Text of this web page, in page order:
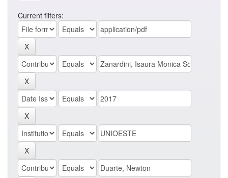
Current filters: